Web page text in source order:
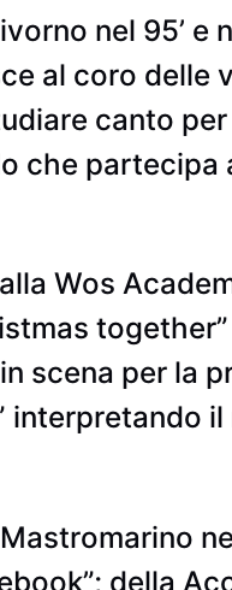
nel 95’ e
al coro delle
canto
che
Wos
scena per la
interpretando
della